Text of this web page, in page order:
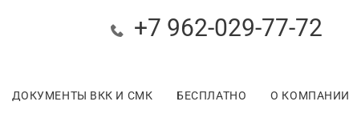
+7 962-029-77-72
ДОКУМЕНТЫ ВКК И СМК БЕСПЛАТНО О КОМПАНИИ